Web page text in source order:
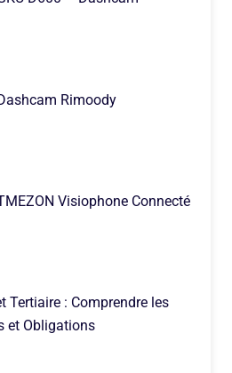
Rimoody
Visiophone Connecté
Tertiaire : Comprendre les
et Obligations